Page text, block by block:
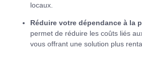
locaux.
Réduire votre dépendance à la
permet de réduire les coûts liés
vous offrant une solution plus